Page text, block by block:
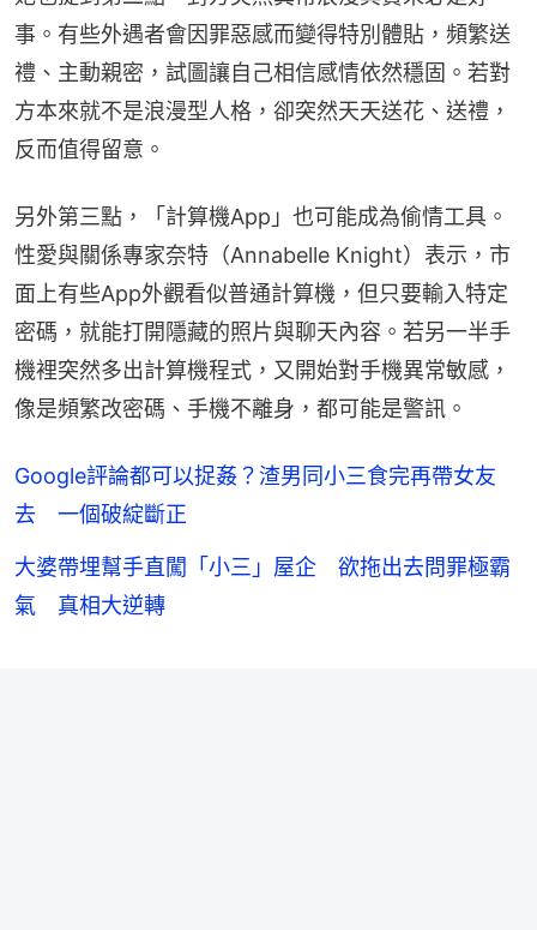
事。有些外遇者會因罪惡感而變得特別體貼，頻繁送
禮、主動親密，試圖讓自己相信感情依然穩固。若對
方本來就不是浪漫型人格，卻突然天天送花、送禮，
反而值得留意。
另外第三點，「計算機App」也可能成為偷情工具。
性愛與關係專家奈特（Annabelle Knight）表示，市
面上有些App外觀看似普通計算機，但只要輸入特定
密碼，就能打開隱藏的照片與聊天內容。若另一半手
機裡突然多出計算機程式，又開始對手機異常敏感，
像是頻繁改密碼、手機不離身，都可能是警訊。
Google評論都可以捉姦？渣男同小三食完再帶女友
去 一個破綻斷正
大婆帶埋幫手直闖「小三」屋企 欲拖出去問罪極霸
氣 真相大逆轉